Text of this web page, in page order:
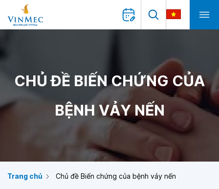
CHỦ ĐỀ BIẾN CHỨNG CỦA
BỆNH VẢY NẾN
Trang chủ Chủ đề Biến chứng của bệnh vảy nến